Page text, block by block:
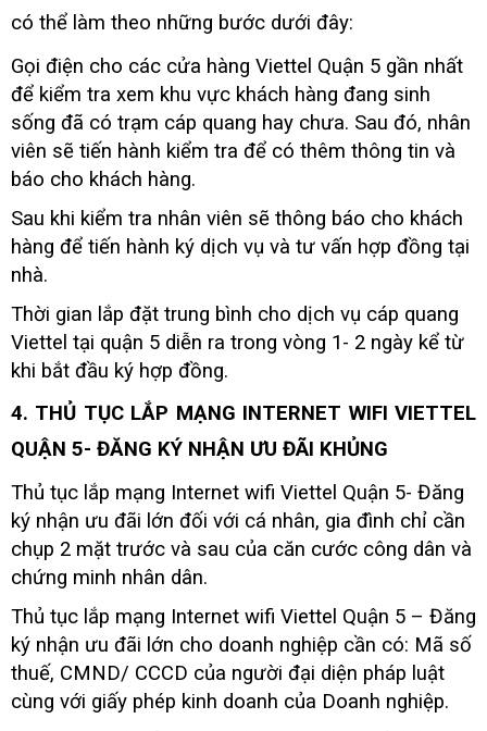
có thể làm theo những bước dưới đây:
Gọi điện cho các cửa hàng Viettel Quận 5 gần nhất
để kiểm tra xem khu vực khách hàng đang sinh
sống đã có trạm cáp quang hay chưa. Sau đó, nhân
viên sẽ tiến hành kiểm tra để có thêm thông tin và
báo cho khách hàng.
Sau khi kiểm tra nhân viên sẽ thông báo cho khách
hàng để tiến hành ký dịch vụ và tư vấn hợp đồng tại
nhà.
Thời gian lắp đặt trung bình cho dịch vụ cáp quang
Viettel tại quận 5 diễn ra trong vòng 1- 2 ngày kể từ
khi bắt đầu ký hợp đồng.
4. THỦ TỤC LẮP MẠNG INTERNET WIFI VIETTEL
QUẬN 5- ĐĂNG KÝ NHẬN ƯU ĐÃI KHỦNG
Thủ tục lắp mạng Internet wifi Viettel Quận 5- Đăng
ký nhận ưu đãi lớn đối với cá nhân, gia đình chỉ cần
chụp 2 mặt trước và sau của căn cước công dân và
chứng minh nhân dân.
Thủ tục lắp mạng Internet wifi Viettel Quận 5 – Đăng
ký nhận ưu đãi lớn cho doanh nghiệp cần có: Mã số
thuế, CMND/ CCCD của người đại diện pháp luật
cùng với giấy phép kinh doanh của Doanh nghiệp.